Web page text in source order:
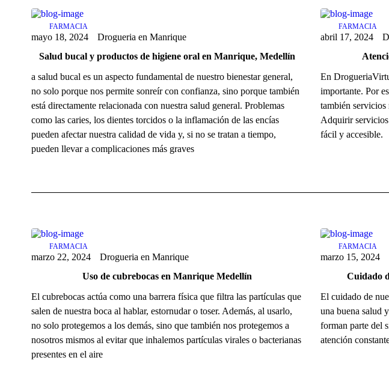
FARMACIA
mayo 18, 2024
Drogueria en Manrique
Salud bucal y productos de higiene oral en Manrique, Medellín
a salud bucal es un aspecto fundamental de nuestro bienestar general,
no solo porque nos permite sonreír con confianza, sino porque también
está directamente relacionada con nuestra salud general. Problemas
como las caries, los dientes torcidos o la inflamación de las encías
pueden afectar nuestra calidad de vida y, si no se tratan a tiempo,
pueden llevar a complicaciones más graves
FARMACIA
abril 17, 2024
En
importante. Por
también servicios
Adquirir servicios
fácil y accesible.
FARMACIA
marzo 22, 2024
Drogueria en Manrique
Uso de cubrebocas en Manrique Medellín
El cubrebocas actúa como una barrera física que filtra las partículas que
salen de nuestra boca al hablar, estornudar o toser. Además, al usarlo,
no solo protegemos a los demás, sino que también nos protegemos a
nosotros mismos al evitar que inhalemos partículas virales o bacterianas
presentes en el aire
FARMACIA
marzo 15, 2024
Cuidado
El cuidado de
una buena salud
forman parte del
atención